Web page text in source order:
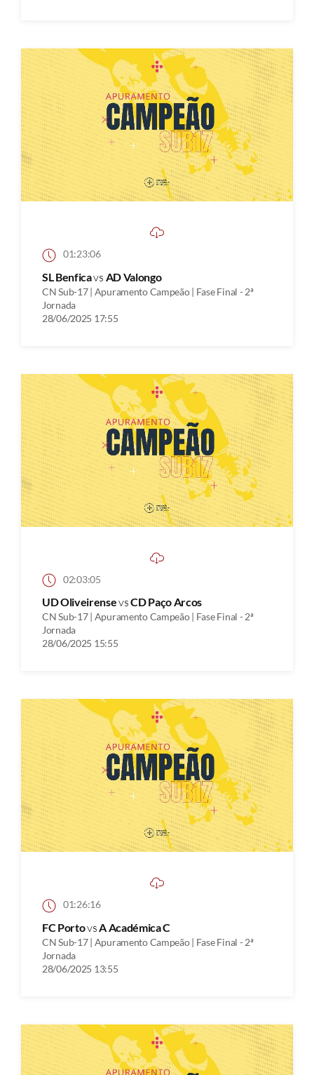
01:23:06
SL Benficavs AD Valongo
CN Sub-17 | Apuramento Campeão | Fase Final - 2ª
Jornada
28/06/2025 17:55
02:03:05
UD OliveirensevsCD Paço Arcos
CN Sub-17 | Apuramento Campeão | Fase Final - 2ª
Jornada
28/06/2025 15:55
01:26:16
FC PortovsA Académica C
CN Sub-17 | Apuramento Campeão | Fase Final - 2ª
Jornada
28/06/2025 13:55